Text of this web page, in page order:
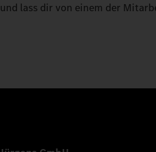
und lass dir von einem der